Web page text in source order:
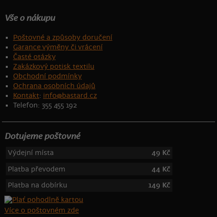
Vše o nákupu
Poštovné a způsoby doručení
Garance výměny či vrácení
Časté otázky
Zakázkový potisk textilu
Obchodní podmínky
Ochrana osobních údajů
Kontakt: info@bastard.cz
Telefon: 355 455 192
Dotujeme poštovné
Výdejní místa
49 Kč
Platba převodem
44 Kč
Platba na dobírku
149 Kč
Více o poštovném zde